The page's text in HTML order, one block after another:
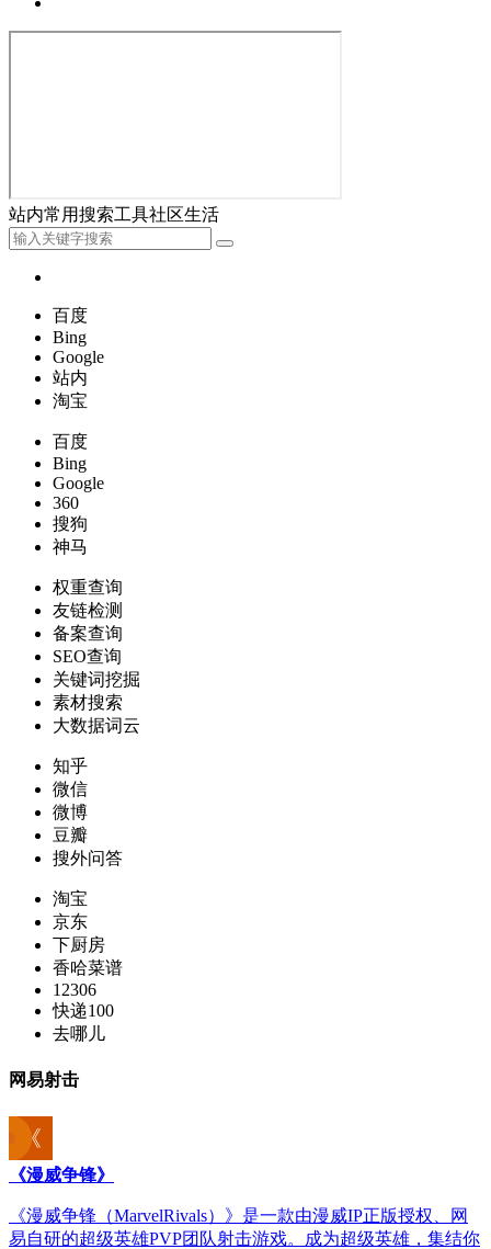
站内常用搜索工具社区生活
百度
Bing
Google
站内
淘宝
百度
Bing
Google
360
搜狗
神马
权重查询
友链检测
备案查询
SEO查询
关键词挖掘
素材搜索
大数据词云
知乎
微信
微博
豆瓣
搜外问答
淘宝
京东
下厨房
香哈菜谱
12306
快递100
去哪儿
网易射击
《漫威争锋》
《漫威争锋（MarvelRivals）》是一款由漫威IP正版授权、网
易自研的超级英雄PVP团队射击游戏。成为超级英雄，集结你